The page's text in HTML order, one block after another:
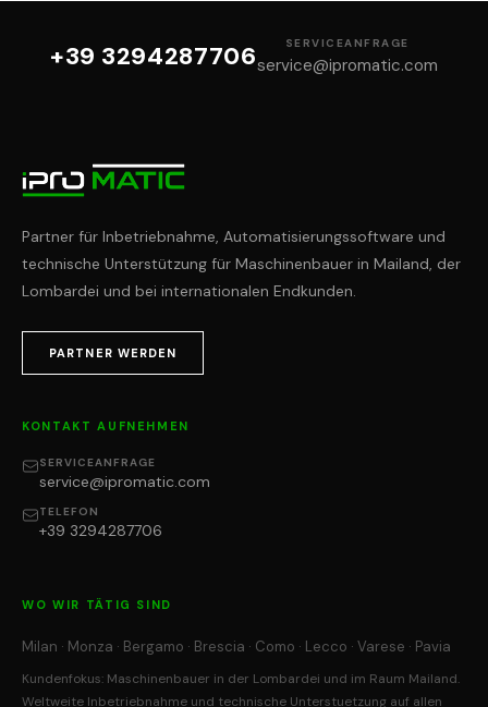
+39 3294287706 SERVICEANFRAGE
service@ipromatic.com
Partner für Inbetriebnahme, Automatisierungssoftware und
technische Unterstützung für Maschinenbauer in Mailand, der
Lombardei und bei internationalen Endkunden.
PARTNER WERDEN
KONTAKT AUFNEHMEN
SERVICEANFRAGE
service@ipromatic.com
TELEFON
+39 3294287706
WO WIR TÄTIG SIND
Milan · Monza · Bergamo · Brescia · Como · Lecco · Varese · Pavia
Kundenfokus: Maschinenbauer in der Lombardei und im Raum Mailand.
Weltweite Inbetriebnahme und technische Unterstuetzung auf allen